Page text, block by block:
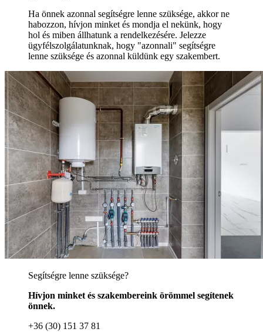
Ha önnek azonnal segítségre lenne szüksége, akkor ne
habozzon, hívjon minket és mondja el nekünk, hogy
hol és miben állhatunk a rendelkezésére. Jelezze
ügyfélszolgálatunknak, hogy "azonnali" segítségre
lenne szüksége és azonnal küldünk egy szakembert.
Segítségre lenne szüksége?
Hívjon minket és szakembereink örömmel segítenek
önnek.
+36 (30) 151 37 81